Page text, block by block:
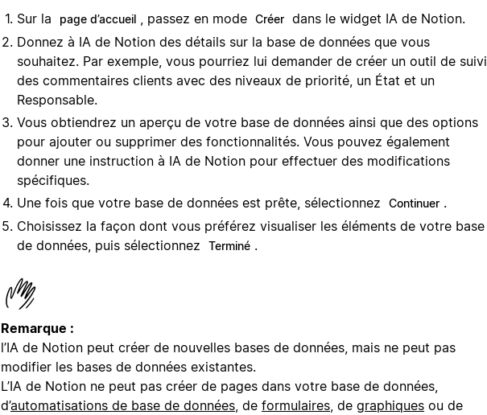
Sur la
page d’accueil , passez en mode Créer dans le widget IA de Notion.
Donnez à IA de Notion des détails sur la base de données que vous
souhaitez. Par exemple, vous pourriez lui demander de créer un outil de suivi
des commentaires clients avec des niveaux de priorité, un État et un
Responsable.
Vous obtiendrez un aperçu de votre base de données ainsi que des options
pour ajouter ou supprimer des fonctionnalités. Vous pouvez également
donner une instruction à IA de Notion pour effectuer des modifications
spécifiques.
Une fois que votre base de données est prête, sélectionnez
Continuer .
Choisissez la façon dont vous préférez visualiser les éléments de votre base
de données, puis sélectionnez
Terminé .
Remarque :
l’IA de Notion peut créer de nouvelles bases de données, mais ne peut pas
modifier les bases de données existantes.
L’IA de Notion ne peut pas créer de pages dans votre base de données,
d’automatisations de base de données, de formulaires, de graphiques ou de